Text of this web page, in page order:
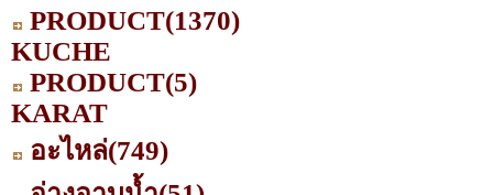
PRODUCT(1370)
KUCHE
PRODUCT(5)
KARAT
อะไหล่(749)